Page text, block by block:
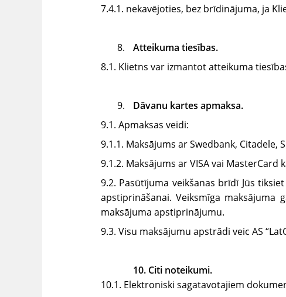
7.4.1. nekavējoties, bez brīdinājuma, ja
Atteikuma tiesības.
8.1. Klietns var izmantot atteikuma
Dāvanu kartes apmaksa.
9.1. Apmaksas veidi:
9.1.1. Maksājums ar Swedbank,
9.1.2. Maksājums ar VISA vai MasterCard
9.2. Pasūtījuma veikšanas brīdī Jūs
apstiprināšanai. Veiksmīga maksājuma
maksājuma apstiprinājumu.
9.3. Visu maksājumu apstrādi veic AS
10. Citi noteikumi.
10.1. Elektroniski sagatavotajiem